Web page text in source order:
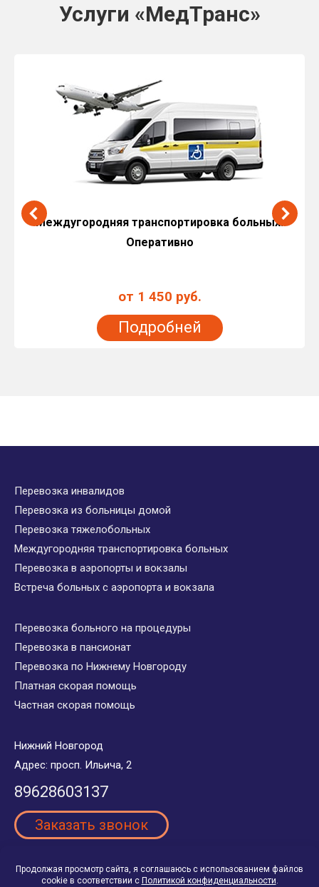
Услуги «МедТранс»
Междугородняя транспортировка больных.
Оперативно
от 1 450 руб.
Подробней
Перевозка инвалидов
Перевозка из больницы домой
Перевозка тяжелобольных
Междугородняя транспортировка больных
Перевозка в аэропорты и вокзалы
Встреча больных с аэропорта и вокзала
Перевозка больного на процедуры
Перевозка в пансионат
Перевозка по Нижнему Новгороду
Платная скорая помощь
Частная скорая помощь
Нижний Новгород
Адрес: просп. Ильича, 2
89628603137
Заказать звонок